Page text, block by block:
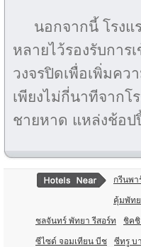
นอกจากนี้ โรงแ
หลายไว้รองรับการ
วงจรปิดเพื่อเพิ่มคว
เพียงไม่กี่นาทีจากโ
ชายหาด แหล่งช้อป
กรีนพา
คุ้มพัท
ชลจันทร์ พัทยา รีสอร์ท ชิคชิ
ซีไซด์ จอมเทียน บีช ซีทรู บ